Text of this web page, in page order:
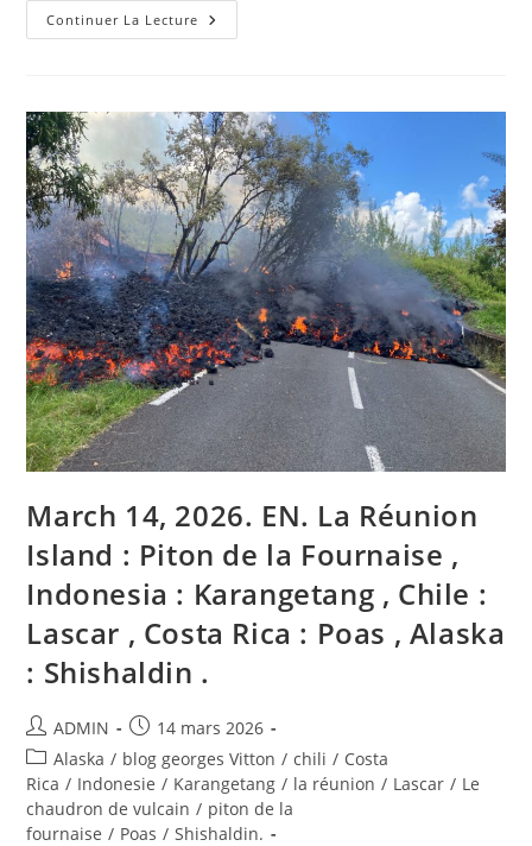
Continuer La Lecture 21
Mars
De
La
Réunion
:
Piton
De
La
Fournaise
,
Indonésie
:
Semeru
,
Chili
:
Lascar
,
Colombie
:
Nevado
Del
Ruiz
Costa
Rica
Poas
.
March 14, 2026. EN. La Réunion
Island : Piton de la Fournaise ,
Indonesia : Karangetang , Chile :
Lascar , Costa Rica : Poas , Alaska
: Shishaldin .
Auteur/autrice
de
la
publication :
ADMIN
Publication
publiée :
14 mars 2026
Post
category:
Alaska / blog georges Vitton / chili / Costa
Rica / Indonesie / Karangetang / la réunion / Lascar / Le
chaudron de vulcain / piton de la
fournaise / Poas / Shishaldin.